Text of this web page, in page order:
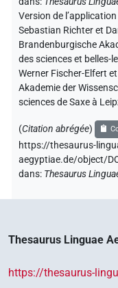
Version de
Sebastian Richter et
Brandenburgische
des sciences et belles-
Werner Fischer-Elfert
Akademie der
sciences de Saxe à
(Citation abrégée)
https://thesaurus-
aegyptiae.de/object/
dans: Thesaurus
Thesaurus Linguae
https://thesaurus-